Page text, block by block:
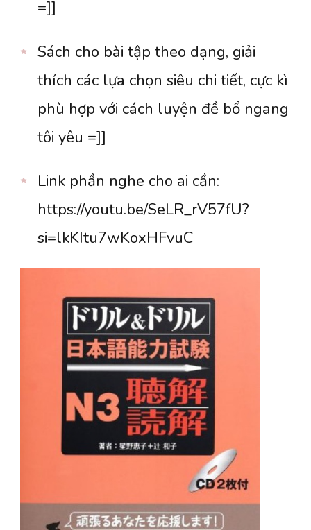
=]]
Sách cho bài tập theo dạng, giải
thích các lựa chọn siêu chi tiết, cực kì
phù hợp với cách luyện đề bổ ngang
tôi yêu =]]
Link phần nghe cho ai cần:
https://youtu.be/SeLR_rV57fU?
si=lkKItu7wKoxHFvuC